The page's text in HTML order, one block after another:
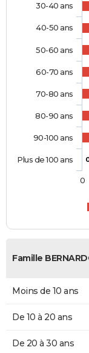
30-40 ans
40-50 ans
50-60 ans
60-70 ans
70-80 ans
80-90 ans
90-100 ans
Plus de 100 ans
0
Famille
Moins de 10 ans
De 10 à 20 ans
De 20 à 30 ans